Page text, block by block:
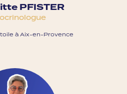
PFISTER
à Aix-en-Provence